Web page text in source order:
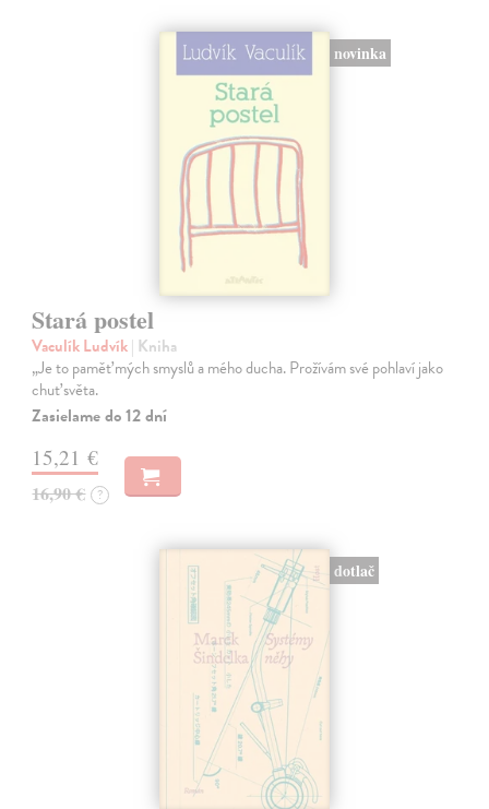
novinka
Stará postel
Vaculík Ludvík| Kniha
„Je to paměť mých smyslů a mého ducha. Prožívám své pohlaví jako
chuť světa.
Zasielame do 12 dní
15,21 €
16,90 € ?
dotlač